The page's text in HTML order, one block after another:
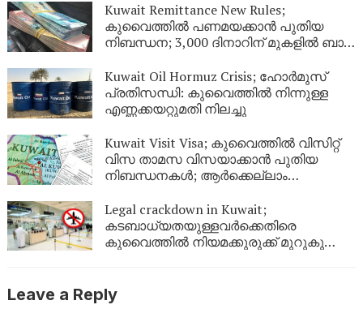
Kuwait Remittance New Rules;
കുവൈത്തിൽ പണമയക്കാൻ പുതിയ
നിബന്ധന; 3,000 ദിനാറിന് മുകളിൽ ബാങ്ക്
Kuwait Oil Hormuz Crisis; ഹോർമുസ്
പ്രതിസന്ധി: കുവൈത്തിൽ നിന്നുള്ള
എണ്ണക്കയറ്റുമതി നിലച്ചു
Kuwait Visit Visa; കുവൈത്തിൽ വിസിറ്റ്
വിസ താമസ വിസയാക്കാൻ പുതിയ
നിബന്ധനകൾ; ആർക്കെല്ലാം
Legal crackdown in Kuwait;
കടബാധ്യതയുള്ളവർക്കെതിരെ
കുവൈത്തിൽ നിയമക്കുരുക്ക് മുറുകുന്നു;
Leave a Reply